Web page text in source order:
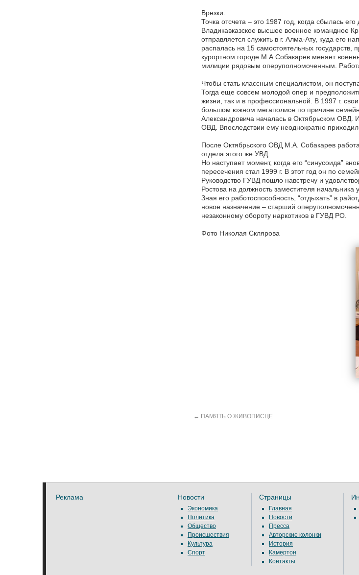
Врезки:
Точка отсчета – это 1987 год, когда сбылась
Владикавказское высшее военное командное
отправляется служить в г. Алма-Ату, куда его
распалась на 15 самостоятельных
курортном городе М.А.Собакарев меняет
милиции рядовым оперуполномоченным.
Чтобы стать классным специалистом, он
Тогда еще совсем молодой опер и
жизни, так и в профессиональной. В 1997 г.
большом южном мегаполисе по причине
Александровича началась в Октябрьском ОВД.
ОВД. Впоследствии ему неоднократно
После Октябрьского ОВД М.А. Собакарев
отдела этого же УВД.
Но наступает момент, когда его “синусоида”
пересечения стал 1999 г. В этот год он по
Руководство ГУВД пошло навстречу и
Ростова на должность заместителя начальника
Зная его работоспособность, “отдыхать” в
новое назначение – старший
незаконному обороту наркотиков в ГУВД РО.
Фото Николая Склярова
← ПАМЯТЬ О ЖИВОПИСЦЕ
Реклама Новости
Экономика
Политика
Общество
Происшествия
Культура
Спорт
Страницы
Главная
Новости
Пресса
Авторские колонки
История
Камертон
Контакты